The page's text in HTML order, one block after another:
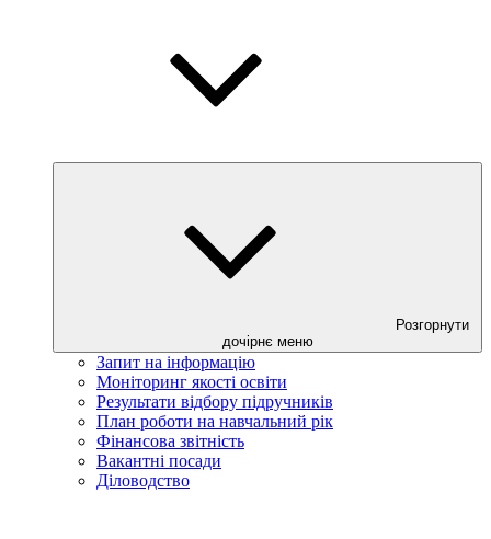
Розгорнути
дочірнє меню
Запит на інформацію
Моніторинг якості освіти
Результати відбору підручників
План роботи на навчальний рік
Фінансова звітність
Вакантні посади
Діловодство